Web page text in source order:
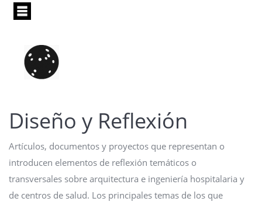
Pasar
principal
Diseño y Reflexión
Artículos, documentos y proyectos que representan o
introducen elementos de reflexión temáticos o
transversales sobre arquitectura e ingeniería hospitalaria y
de centros de salud. Los principales temas de los que